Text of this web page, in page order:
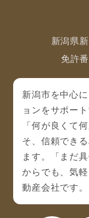
新潟県
免許
新潟市を中心
ョンをサポー
「何が良くて
そ、信頼でき
ます。「まだ
からでも、気
動産会社です。